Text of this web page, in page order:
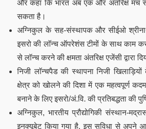
और कहा कि भारत अब एक और अंतरिक्ष मंच से
सकता है।
अग्निकुल के सह-संस्थापक और सीईओ
इसरो की लॉन्च ऑपरेशंस टीमों के साथ काम
से लॉन्च करने की क्षमता अंतरिक्ष एजेंसी द्वारा
निजी लॉन्चपैड की स्थापना निजी खिलाड़ियों
क्षेत्र को खोलने की दिशा में एक महत्वपूर्ण
बनाने के लिए इसरो/अं.वि. की प्रतिबद्धता की
अग्निकुल, भारतीय प्रौद्योगिकी संस्थान-
इनक्यूबेट किया गया है, इस सुविधा से अपने